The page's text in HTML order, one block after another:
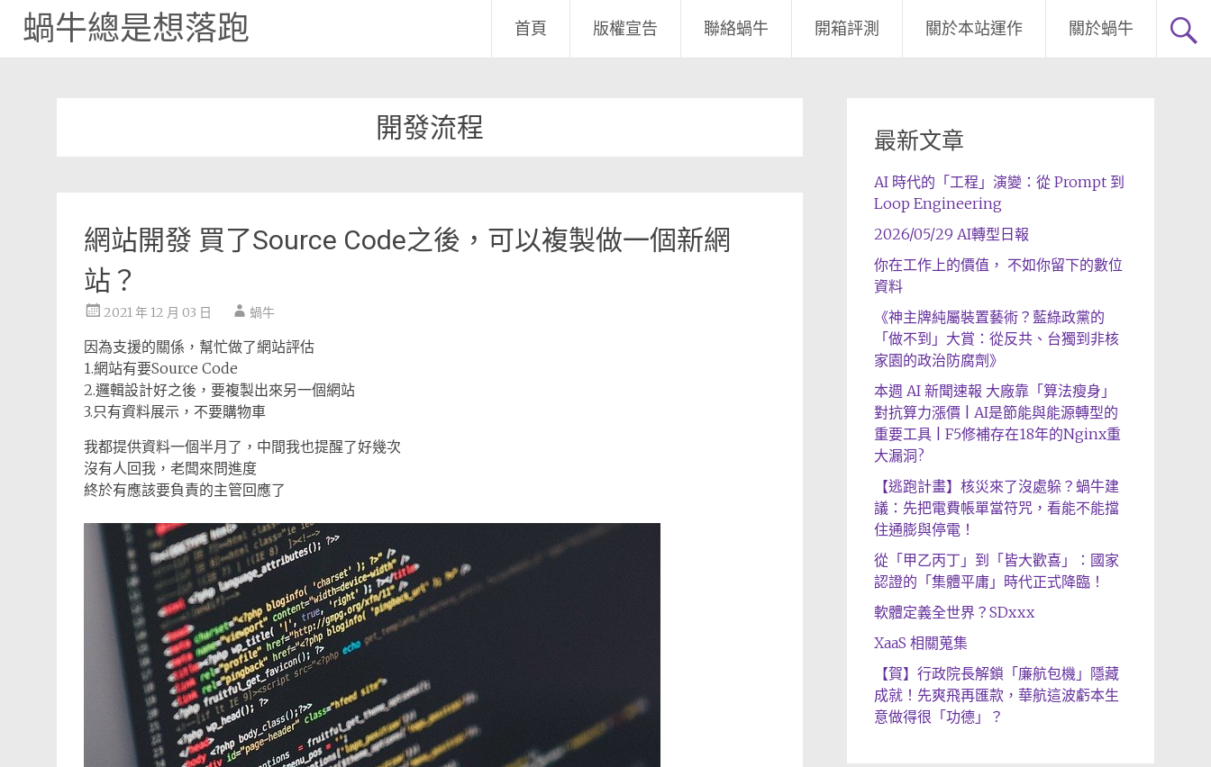
蝸牛總是想落跑 首頁 版權宣告 聯絡蝸牛 開箱評測 關於本站運作 關於蝸牛
開發流程
網站開發 買了Source Code之後，可以複製做一個新網
站？
2021 年 12 月 03 日 蝸牛
因為支援的關係，幫忙做了網站評估
1.網站有要Source Code
2.邏輯設計好之後，要複製出來另一個網站
3.只有資料展示，不要購物車
我都提供資料一個半月了，中間我也提醒了好幾次
沒有人回我，老闆來問進度
終於有應該要負責的主管回應了
最新文章
AI 時代的「工程」演變：從 Prompt 到
Loop Engineering
2026/05/29 AI轉型日報
你在工作上的價值， 不如你留下的數位
資料
《神主牌純屬裝置藝術？藍綠政黨的
「做不到」大賞：從反共、台獨到非核
家園的政治防腐劑》
本週 AI 新聞速報 大廠靠「算法瘦身」
對抗算力漲價 | AI是節能與能源轉型的
重要工具 | F5修補存在18年的Nginx重
大漏洞?
【逃跑計畫】核災來了沒處躲？蝸牛建
議：先把電費帳單當符咒，看能不能擋
住通膨與停電！
從「甲乙丙丁」到「皆大歡喜」：國家
認證的「集體平庸」時代正式降臨！
軟體定義全世界？SDxxx
XaaS 相關蒐集
【賀】行政院長解鎖「廉航包機」隱藏
成就！先爽飛再匯款，華航這波虧本生
意做得很「功德」？